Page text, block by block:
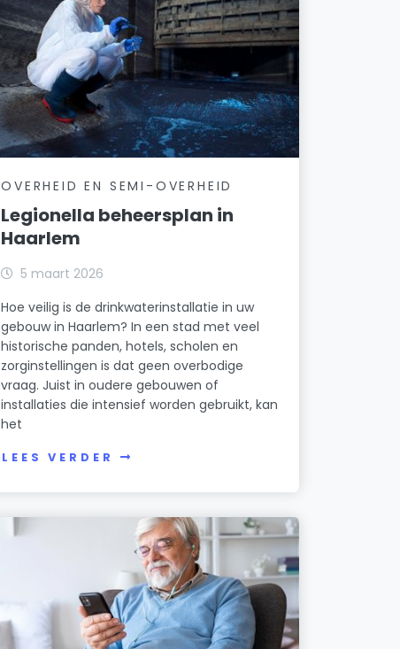
OVERHEID EN SEMI-OVERHEID
Legionella beheersplan in
Haarlem
5 maart 2026
Hoe veilig is de drinkwaterinstallatie in uw
gebouw in Haarlem? In een stad met veel
historische panden, hotels, scholen en
zorginstellingen is dat geen overbodige
vraag. Juist in oudere gebouwen of
installaties die intensief worden gebruikt, kan
het
LEES VERDER